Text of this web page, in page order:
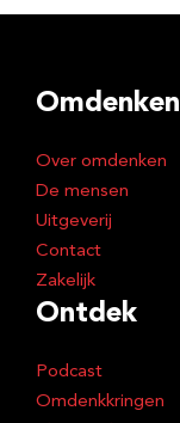
Omdenken
Over omdenken
De mensen
Uitgeverij
Contact
Zakelijk
Ontdek
Podcast
Omdenkkringen